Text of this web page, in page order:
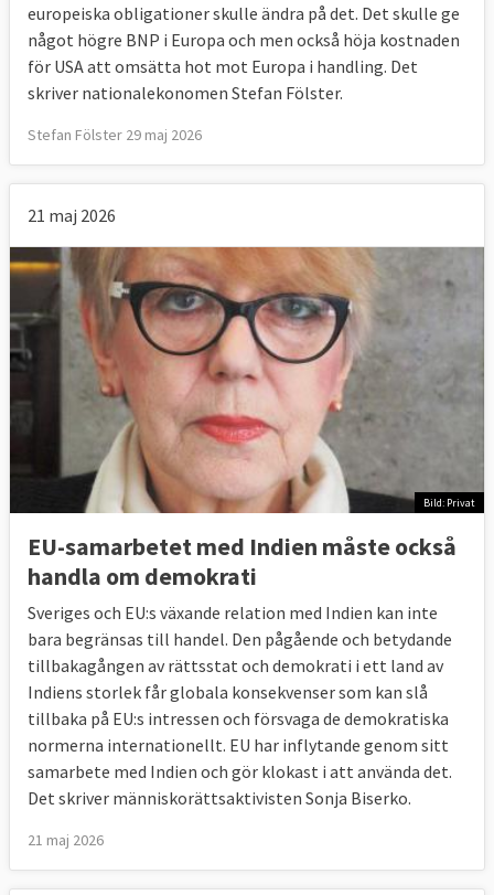
europeiska obligationer skulle ändra på det. Det skulle ge
något högre BNP i Europa och men också höja kostnaden
för USA att omsätta hot mot Europa i handling. Det
skriver nationalekonomen Stefan Fölster.
Stefan Fölster 29 maj 2026
21 maj 2026
Bild: Privat
EU-samarbetet med Indien måste också
handla om demokrati
Sveriges och EU:s växande relation med Indien kan inte
bara begränsas till handel. Den pågående och betydande
tillbakagången av rättsstat och demokrati i ett land av
Indiens storlek får globala konsekvenser som kan slå
tillbaka på EU:s intressen och försvaga de demokratiska
normerna internationellt. EU har inflytande genom sitt
samarbete med Indien och gör klokast i att använda det.
Det skriver människorättsaktivisten Sonja Biserko.
21 maj 2026